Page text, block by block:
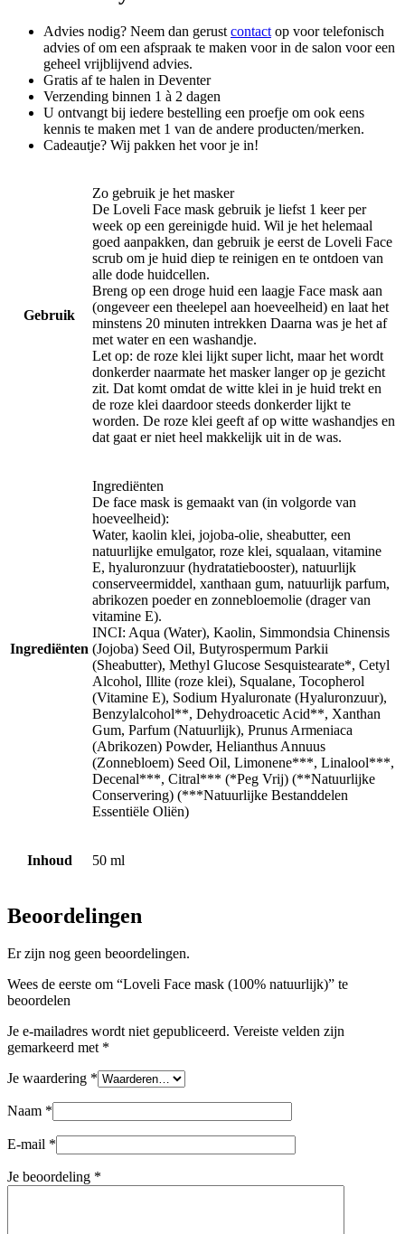
Advies nodig? Neem dan gerust contact op voor telefonisch
advies of om een afspraak te maken voor in de salon voor een
geheel vrijblijvend advies.
Gratis af te halen in Deventer
Verzending binnen 1 à 2 dagen
U ontvangt bij iedere bestelling een proefje om ook eens
kennis te maken met 1 van de andere producten/merken.
Cadeautje? Wij pakken het voor je in!
Gebruik
Zo gebruik je het masker
De Loveli Face mask gebruik je liefst 1 keer per
week op een gereinigde huid. Wil je het helemaal
goed aanpakken, dan gebruik je eerst de Loveli Face
scrub om je huid diep te reinigen en te ontdoen van
alle dode huidcellen.
Breng op een droge huid een laagje Face mask aan
(ongeveer een theelepel aan hoeveelheid) en laat het
minstens 20 minuten intrekken Daarna was je het af
met water en een washandje.
Let op: de roze klei lijkt super licht, maar het wordt
donkerder naarmate het masker langer op je gezicht
zit. Dat komt omdat de witte klei in je huid trekt en
de roze klei daardoor steeds donkerder lijkt te
worden. De roze klei geeft af op witte washandjes en
dat gaat er niet heel makkelijk uit in de was.
Ingrediënten
Ingrediënten
De face mask is gemaakt van (in volgorde van
hoeveelheid):
Water, kaolin klei, jojoba-olie, sheabutter, een
natuurlijke emulgator, roze klei, squalaan, vitamine
E, hyaluronzuur (hydratatiebooster), natuurlijk
conserveermiddel, xanthaan gum, natuurlijk parfum,
abrikozen poeder en zonnebloemolie (drager van
vitamine E).
INCI: Aqua (Water), Kaolin, Simmondsia Chinensis
(Jojoba) Seed Oil, Butyrospermum Parkii
(Sheabutter), Methyl Glucose Sesquistearate*, Cetyl
Alcohol, Illite (roze klei), Squalane, Tocopherol
(Vitamine E), Sodium Hyaluronate (Hyaluronzuur),
Benzylalcohol**, Dehydroacetic Acid**, Xanthan
Gum, Parfum (Natuurlijk), Prunus Armeniaca
(Abrikozen) Powder, Helianthus Annuus
(Zonnebloem) Seed Oil, Limonene***, Linalool***,
Decenal***, Citral*** (*Peg Vrij) (**Natuurlijke
Conservering) (***Natuurlijke Bestanddelen
Essentiële Oliën)
Inhoud 50 ml
Beoordelingen
Er zijn nog geen beoordelingen.
Wees de eerste om “Loveli Face mask (100% natuurlijk)” te
beoordelen
Je e-mailadres wordt niet gepubliceerd. Vereiste velden zijn
gemarkeerd met *
Je waardering *
Naam *
E-mail *
Je beoordeling *